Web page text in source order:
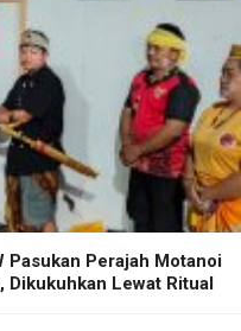
Pasukan Perajah Motanoi
Dikukuhkan Lewat Ritual